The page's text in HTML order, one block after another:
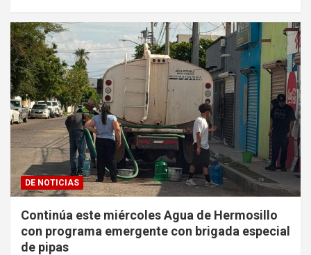
DE NOTICIAS
Continúa este miércoles Agua de Hermosillo
con programa emergente con brigada especial
de pipas